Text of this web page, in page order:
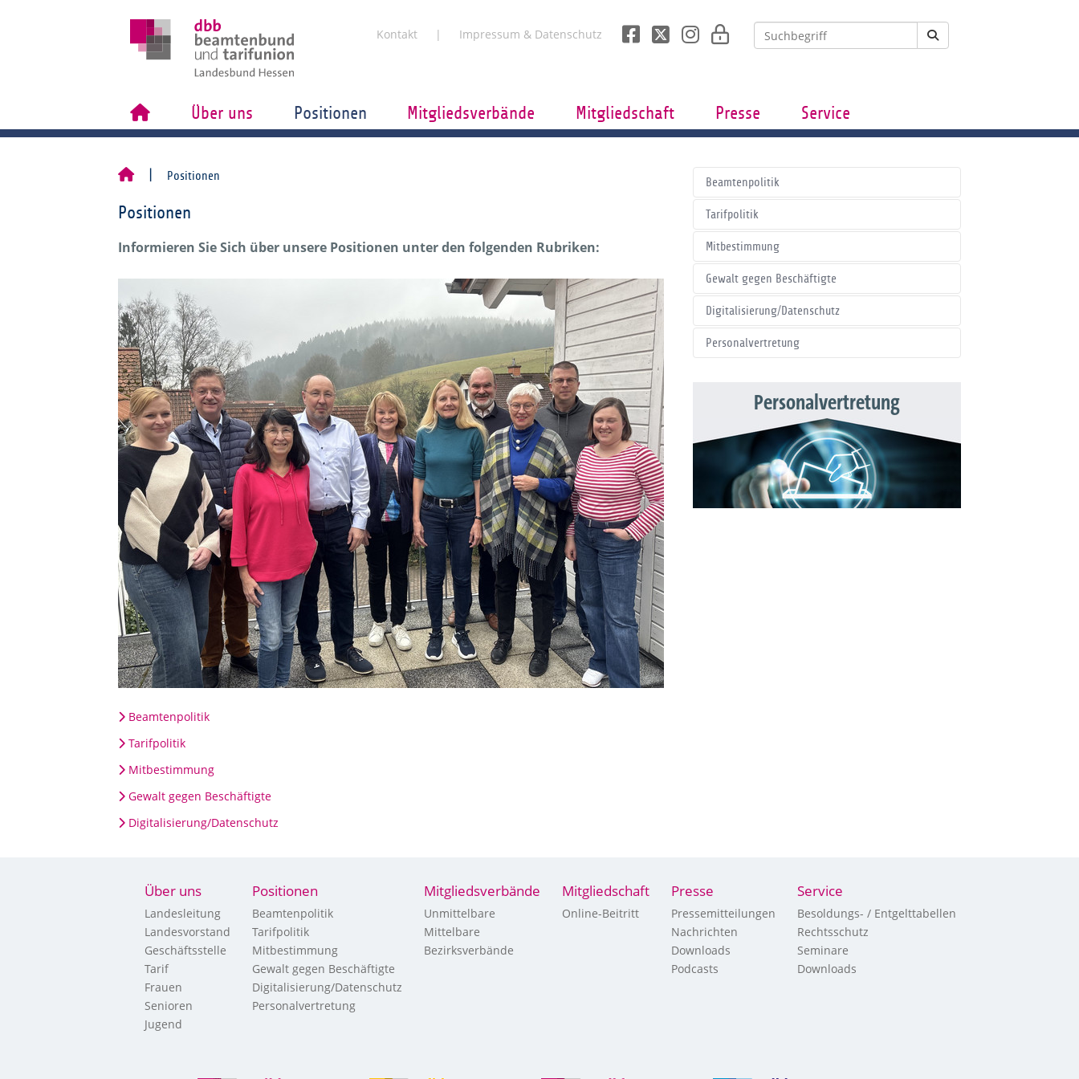
Kontakt Impressum & Datenschutz
Über uns Positionen Mitgliedsverbände Mitgliedschaft Presse Service
Positionen
Positionen
Informieren Sie Sich über unsere Positionen unter den folgenden Rubriken:
Beamtenpolitik
Tarifpolitik
Mitbestimmung
Gewalt gegen Beschäftigte
Digitalisierung/Datenschutz
Beamtenpolitik
Tarifpolitik
Mitbestimmung
Gewalt gegen Beschäftigte
Digitalisierung/Datenschutz
Personalvertretung
Personalvertretung
Über uns
Landesleitung
Landesvorstand
Geschäftsstelle
Tarif
Frauen
Senioren
Jugend
Positionen
Beamtenpolitik
Tarifpolitik
Mitbestimmung
Gewalt gegen Beschäftigte
Digitalisierung/Datenschutz
Personalvertretung
Mitgliedsverbände
Unmittelbare
Mittelbare
Bezirksverbände
Mitgliedschaft
Online-Beitritt
Presse
Pressemitteilungen
Nachrichten
Downloads
Podcasts
Service
Besoldungs- / Entgelttabellen
Rechtsschutz
Seminare
Downloads